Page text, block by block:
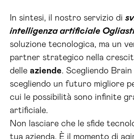
In sintesi, il nostro servizio di
intelligenza artificiale
soluzione tecnologica, ma un
partner strategico nella
delle aziende. Scegliendo
scegliendo un futuro migliore
cui le possibilità sono infinite
artificiale.
Non lasciare che le sfide
tua azienda. È il momento di